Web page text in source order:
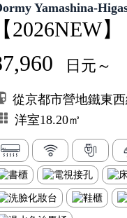
Yamashina-
2026NEW
日元～
從京都市營地鐵東
洋室18.20㎡